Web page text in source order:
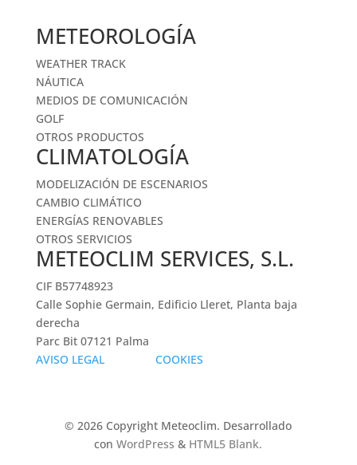
METEOROLOGÍA
WEATHER TRACK
NÁUTICA
MEDIOS DE COMUNICACIÓN
GOLF
OTROS PRODUCTOS
CLIMATOLOGÍA
MODELIZACIÓN DE ESCENARIOS
CAMBIO CLIMÁTICO
ENERGÍAS RENOVABLES
OTROS SERVICIOS
METEOCLIM SERVICES, S.L.
CIF B57748923
Calle Sophie Germain, Edificio Lleret, Planta baja
derecha
Parc Bit 07121 Palma
AVISO LEGAL
COOKIES
© 2026 Copyright Meteoclim. Desarrollado
conWordPress & HTML5 Blank.